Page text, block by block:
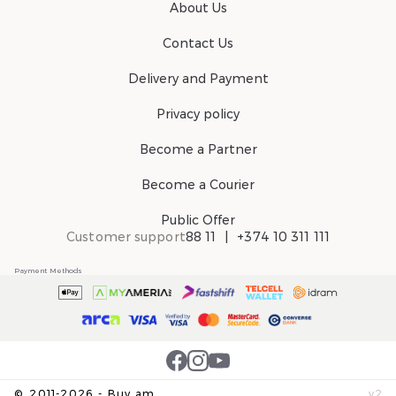
About Us
Contact Us
Delivery and Payment
Privacy policy
Become a Partner
Become a Courier
Public Offer
Customer support88 11 +374 10 311 111
Payment Methods